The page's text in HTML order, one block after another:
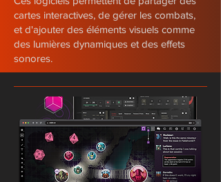
cartes interactives, de gérer les combats,
et d'ajouter des éléments visuels comme
des lumières dynamiques et des effets
sonores.